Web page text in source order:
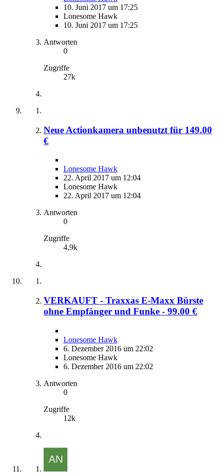
10. Juni 2017 um 17:25
Lonesome Hawk
10. Juni 2017 um 17:25
Antworten
0
Zugriffe
27k
Neue Actionkamera unbenutzt für 149.00
€
Lonesome Hawk
22. April 2017 um 12:04
Lonesome Hawk
22. April 2017 um 12:04
Antworten
0
Zugriffe
4,9k
VERKAUFT - Traxxas E-Maxx Bürste
ohne Empfänger und Funke - 99.00 €
Lonesome Hawk
6. Dezember 2016 um 22:02
Lonesome Hawk
6. Dezember 2016 um 22:02
Antworten
0
Zugriffe
12k